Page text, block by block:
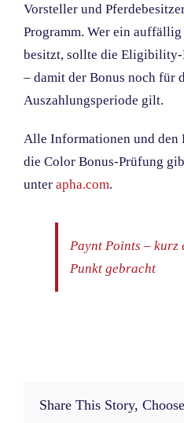
Vorsteller und
Programm. Wer ein
besitzt, sollte die Eligibility-
– damit der Bonus noch für
Auszahlungsperiode gilt.
Alle Informationen und
die Color Bonus-Prüfung
unter apha.com.
Paynt Points –
Punkt gebracht
Share This Story,